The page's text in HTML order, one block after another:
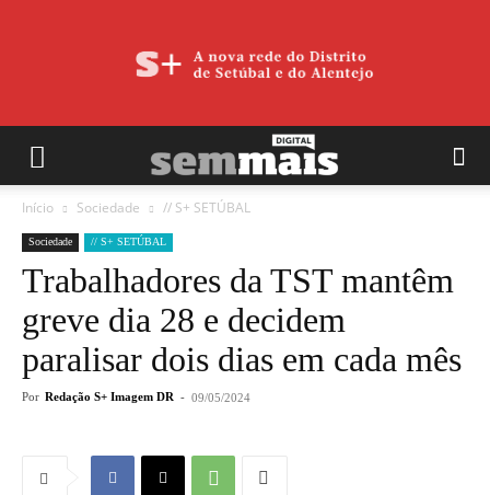
Início Sociedade // S+ SETÚBAL
Sociedade // S+ SETÚBAL
Trabalhadores da TST mantêm
greve dia 28 e decidem
paralisar dois dias em cada mês
Por Redação S+ Imagem DR - 09/05/2024